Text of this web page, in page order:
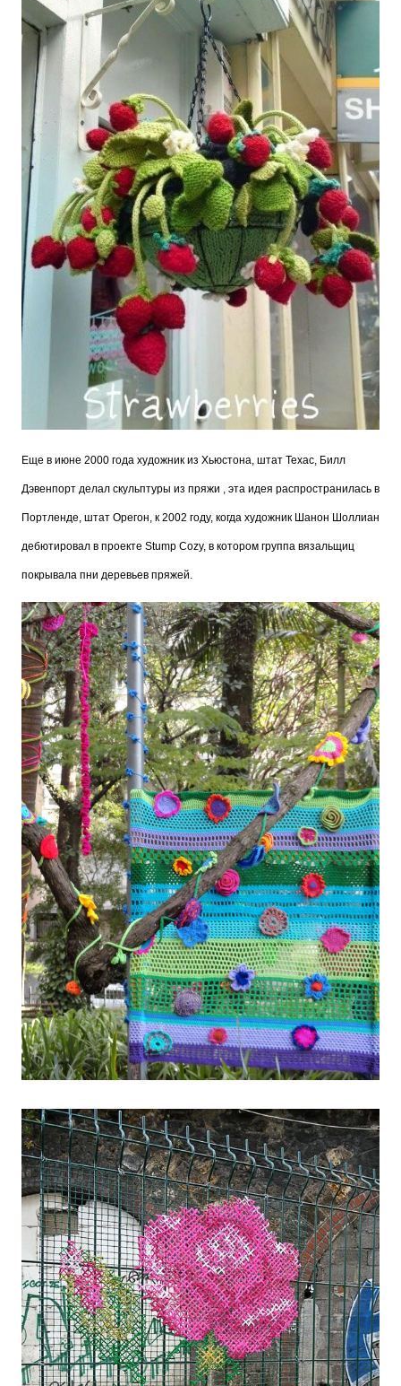
Еще в июне 2000 года художник из Хьюстона, штат Техас, Билл
Дэвенпорт делал скульптуры из пряжи , эта идея распространилась в
Портленде, штат Орегон, к 2002 году, когда художник Шанон Шоллиан
дебютировал в проекте Stump Cozy, в котором группа вязальщиц
покрывала пни деревьев пряжей.